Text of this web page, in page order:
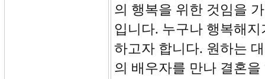
의 행복을 위한 것임을
입니다. 누구나 행복해
하고자 합니다. 원하는
의 배우자를 만나 결혼